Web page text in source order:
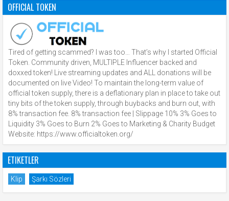
OFFICIAL TOKEN
Tired of getting scammed? I was too… That’s why I started Official
Token. Community driven, MULTIPLE Influencer backed and
doxxed token! Live streaming updates and ALL donations will be
documented on live Video! To maintain the long-term value of
official token supply, there is a deflationary plan in place to take out
tiny bits of the token supply, through buybacks and burn out, with
8% transaction fee. 8% transaction fee | Slippage 10% 3% Goes to
Liquidity 3% Goes to Burn 2% Goes to Marketing & Charity Budget
Website: https://www.officialtoken.org/
ETIKETLER
Klip Şarkı Sözleri